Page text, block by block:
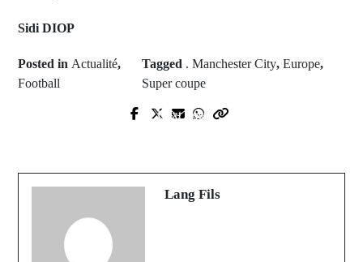
Sidi DIOP
Posted in Actualité,
Football
Tagged . Manchester City,Europe,
Super coupe
Prev Post
Next Post
Lang Fils